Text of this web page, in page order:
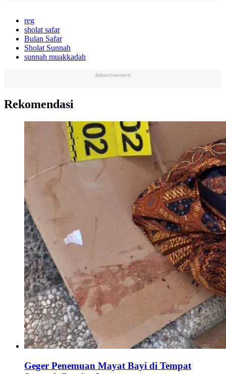
reg
sholat safar
Bulan Safar
Sholat Sunnah
sunnah muakkadah
Advertisement
Rekomendasi
Geger Penemuan Mayat Bayi di Tempat